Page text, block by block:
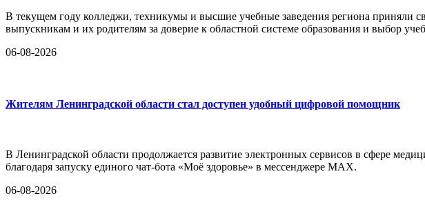
В текущем году колледжи, техникумы и высшие учебные заведения региона приняли
выпускникам и их родителям за доверие к областной системе образования и выбор
06-08-2026
Жителям Ленинградской области стал доступен удобный цифровой помощник
В Ленинградской области продолжается развитие электронных сервисов в сфере
благодаря запуску единого чат-бота «Моё здоровье» в мессенджере MAX.
06-08-2026